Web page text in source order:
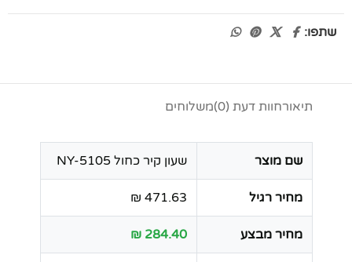
שתפו:
תיאורחוות דעת (0) משלוחים
שם מוצר שעון קיר כחול NY-5105
מחיר רגיל 471.63 ₪
מחיר מבצע 284.40 ₪